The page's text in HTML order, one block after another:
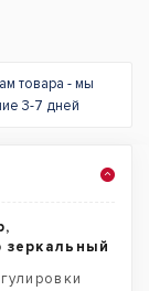
товара - мы
3-7 дней
зеркальный